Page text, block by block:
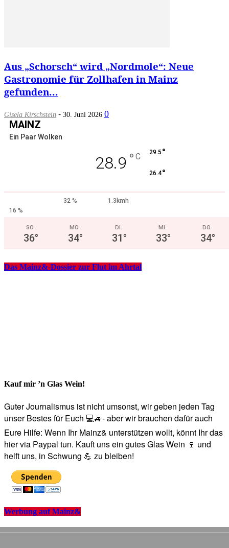
Aus „Schorsch“ wird „Nordmole“: Neue
Gastronomie für Zollhafen in Mainz
gefunden...
Gisela Kirschstein - 30. Juni 2026 0
MAINZ
Ein Paar Wolken
28.9 ° C 29.5 °
26.4°
32 %
1.3kmh
16 %
SO.
36°
MO.
34°
DI.
31°
MI.
33°
DO.
34°
Das Mainz&-Dossier zur Flut im Ahrtal
Kauf mir ’n Glas Wein!
Guter Journalismus ist nicht umsonst, wir geben jeden Tag
unser Bestes für Euch 💻🚙- aber wir brauchen dafür auch
Eure Hilfe: Wenn Ihr Mainz& unterstützen wollt, könnt Ihr das
hier via Paypal tun. Kauft uns ein gutes Glas Wein 🍷 und
helft uns, in Schwung 💪 zu bleiben!
Werbung auf Mainz&